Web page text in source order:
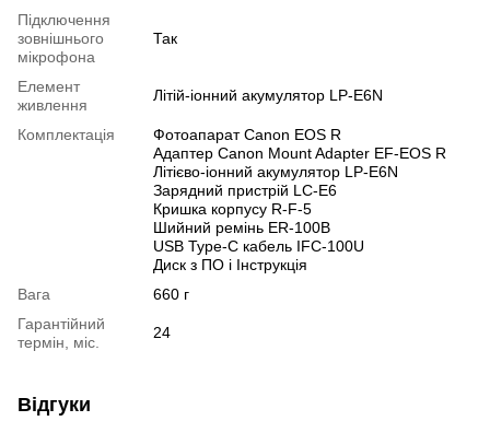
Підключення
зовнішнього
мікрофона
Так
Елемент
живлення
Літій-іонний акумулятор LP-E6N
Комплектація
Фотоапарат Canon EOS R
Адаптер Canon Mount Adapter EF-EOS R
Літієво-іонний акумулятор LP-E6N
Зарядний пристрій LC-E6
Кришка корпусу R-F-5
Шийний ремінь ER-100B
USB Type-C кабель IFC-100U
Диск з ПО і Інструкція
Вага
660 г
Гарантійний
термін, міс.
24
Відгуки